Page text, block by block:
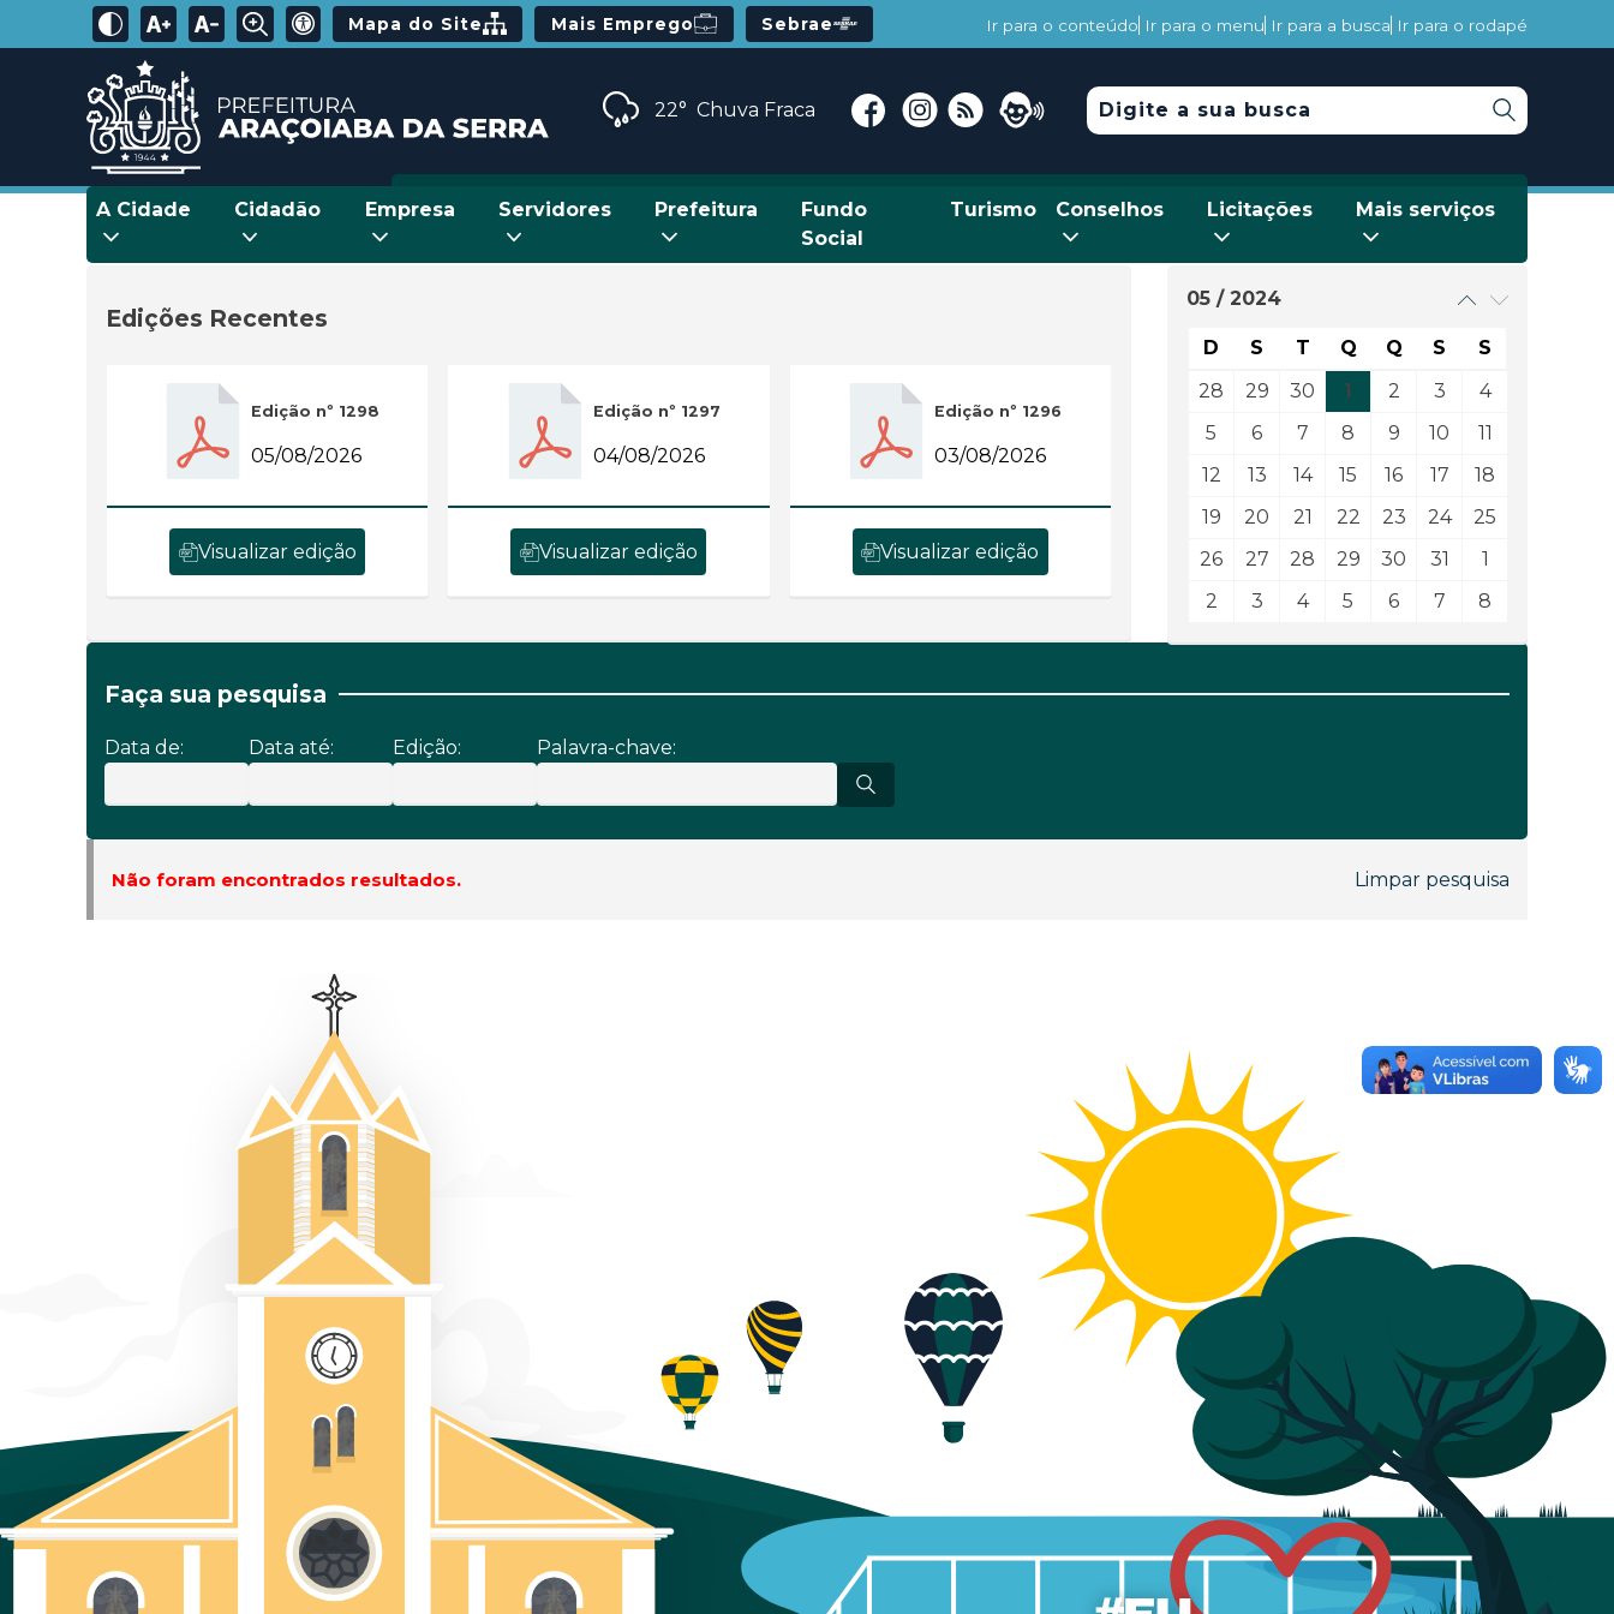
Mapa do Site Mais Emprego Sebrae Ir para o conteúdo Ir para o menu Ir para a busca Ir para o rodapé
22° Chuva Fraca
A Cidade Cidadão Empresa Servidores Prefeitura
Fundo
Social
Turismo Conselhos Licitações Mais serviços
Edições Recentes
Edição nº 1298
05/08/2026
Visualizar edição
Edição nº 1297
04/08/2026
Visualizar edição
Edição nº 1296
03/08/2026
Visualizar edição
05 / 2024
D S T Q Q S
S
28
29 30 1 2 3
4
5
6 7 8 9 10
11
12
13 14 15 16 17
18
19
20 21 22 23 24
25
26
27 28 29 30 31
1
2
3 4 5 6 7 8
Faça sua pesquisa
Data de: Data até: Edição: Palavra-chave:
Não foram encontrados resultados. Limpar pesquisa